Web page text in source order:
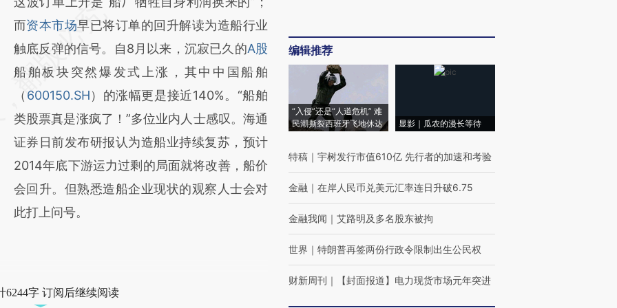
而资本市场早已将订单的回升解读为造船行业
触底反弹的信号。自8月以来，沉寂已久的A股
船舶板块突然爆发式上涨，其中中国船舶
（ 600150.SH）的涨幅更是接近140%。“船舶
类股票真是涨疯了！”多位业内人士感叹。海通
证券日前发布研报认为造船业持续复苏，预计
2014年底下游运力过剩的局面就将改善，船价
会回升。但熟悉造船企业现状的观察人士会对
此打上问号。
6244字 订阅后继续阅读
编辑推荐
“入侵”还是“人道危机” 难
民潮撕裂西班牙飞地休达
显影｜瓜农的漫长等待
特稿 ｜ 宇树发行市值610亿 先行者的加速和考验
金融 ｜ 在岸人民币兑美元汇率连日升破6.75
金融我闻 ｜ 艾路明及多名股东被拘
世界 ｜ 特朗普再签两份行政令限制出生公民权
财新周刊 ｜ 【封面报道】电力现货市场元年突进